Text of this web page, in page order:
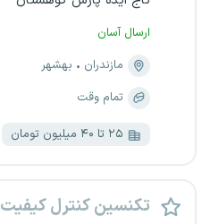
ارسال آسان
مازندران
بهشهر
تمام وقت
۲۵ تا ۴۰ میلیون تومان
تکنسین کنترل کیفیت